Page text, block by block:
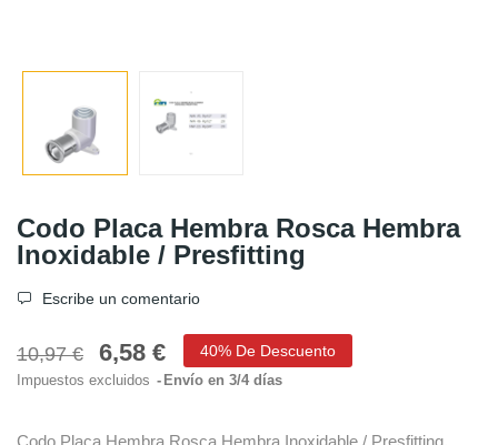
Codo Placa Hembra Rosca Hembra
Inoxidable / Presfitting
Escribe un comentario
10,97 € 6,58 € 40% De Descuento
Impuestos excluidos Envío en 3/4 días
Codo Placa Hembra Rosca Hembra Inoxidable / Presfitting,